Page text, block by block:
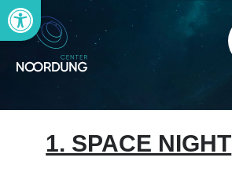
Open toolbar
1. SPACE NIGHT